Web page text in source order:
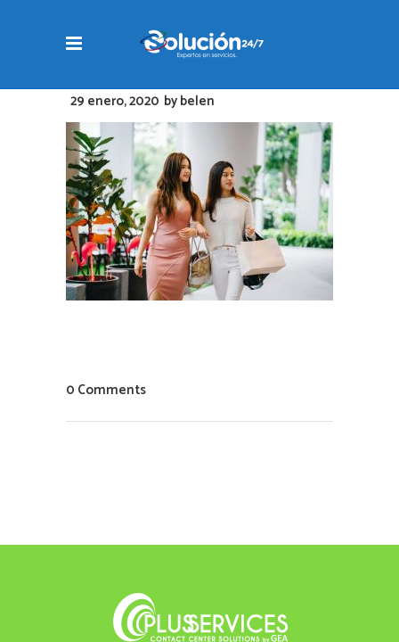
29 enero, 2020 bybelen
0 Comments